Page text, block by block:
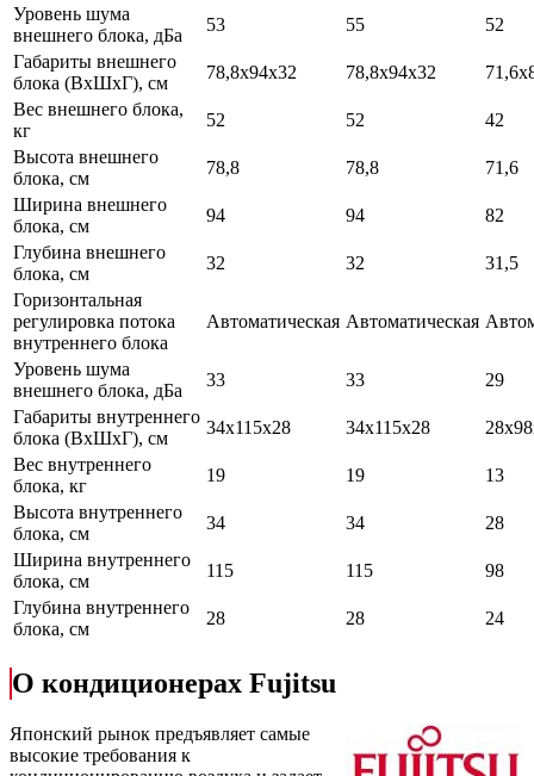
Уровень шума
внешнего блока, дБа
53 55
52
Габариты внешнего
блока (ВхШхГ), см
78,8х94х32 78,8х94х32
Вес внешнего блока,
кг
52 52
42
Высота внешнего
блока, см
78,8 78,8
71,6
Ширина внешнего
блока, см
94 94
82
Глубина внешнего
блока, см
32 32
31,5
Горизонтальная
регулировка потока
внутреннего блока
Автоматическая Автоматическая
Уровень шума
внешнего блока, дБа
33 33
29
Габариты внутреннего
блока (ВхШхГ), см
34х115х28 34х115х28
Вес внутреннего
блока, кг
19 19
13
Высота внутреннего
блока, см
34 34
28
Ширина внутреннего
блока, см
115 115
98
Глубина внутреннего
блока, см
28 28 24
О кондиционерах Fujitsu
Японский рынок предъявляет самые
высокие требования к